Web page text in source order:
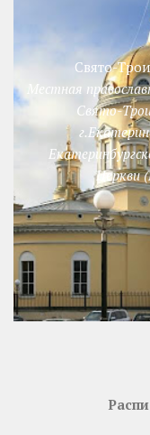
Свято-
Местная
Свято-
Церкви